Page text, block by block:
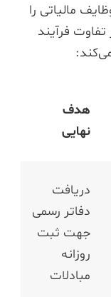
مالیاتی را
فرآیند
هدف
نهایی
دریافت
دفاتر رسمی
جهت ثبت
روزانه
مبادلات